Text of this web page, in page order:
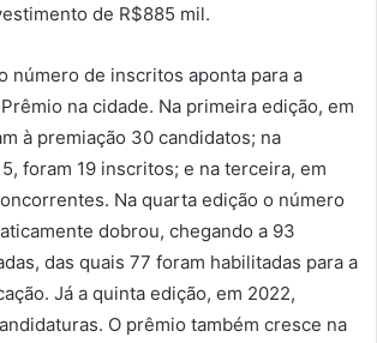
de R$885 mil.
número de inscritos aponta para a
na cidade. Na primeira edição, em
à premiação 30 candidatos; na
foram 19 inscritos; e na terceira, em
Na quarta edição o número
dobrou, chegando a 93
das quais 77 foram habilitadas para a
Já a quinta edição, em 2022,
O prêmio também cresce na